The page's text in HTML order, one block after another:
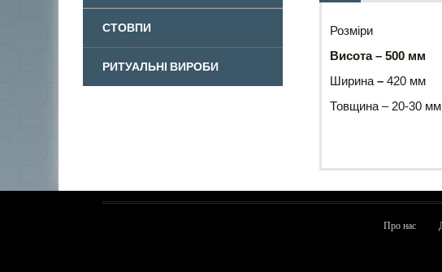
СТОВПИ
РИТУАЛЬНІ ВИРОБИ
Розміри
Висота – 500 мм
Ширина– 420 мм
Товщина – 20-30 мм
Про нас